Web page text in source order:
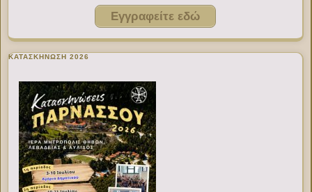
Εγγραφείτε εδώ
ΚΑΤΑΣΚΗΝΩΣΗ 2026